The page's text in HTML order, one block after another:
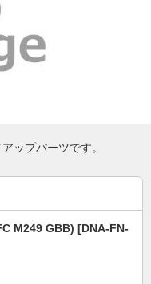
ップパーツです。
M249 GBB) [DNA-FN-